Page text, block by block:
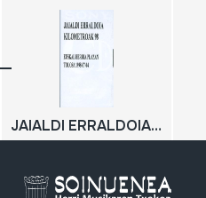
JAIALDI ERRALDOIA KILOMETROAK 98 EUSKAL HERRIA PLAZAN (TOLOSA); 1998-07-04